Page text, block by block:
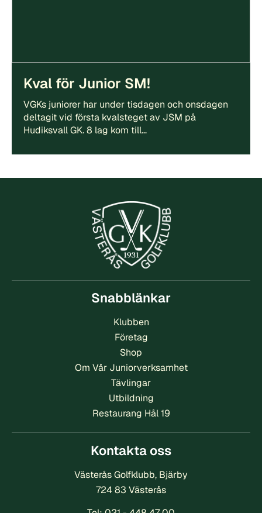
Kval för Junior SM!
VGKs juniorer har under tisdagen och onsdagen
deltagit vid första kvalsteget av JSM på
Hudiksvall GK. 8 lag kom till…
Snabblänkar
Klubben
Företag
Shop
Om Vår Juniorverksamhet
Tävlingar
Utbildning
Restaurang Hål 19
Kontakta oss
Västerås Golfklubb, Bjärby
724 83 Västerås